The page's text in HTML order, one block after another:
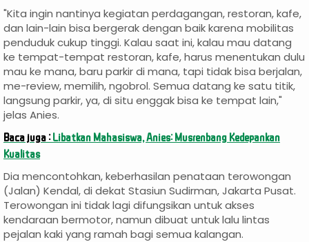
"Kita ingin nantinya kegiatan perdagangan, restoran, kafe,
dan lain-lain bisa bergerak dengan baik karena mobilitas
penduduk cukup tinggi. Kalau saat ini, kalau mau datang
ke tempat-tempat restoran, kafe, harus menentukan dulu
mau ke mana, baru parkir di mana, tapi tidak bisa berjalan,
me-review, memilih, ngobrol. Semua datang ke satu titik,
langsung parkir, ya, di situ enggak bisa ke tempat lain,"
jelas Anies.
Baca juga :Libatkan Mahasiswa, Anies: Musrenbang Kedepankan
Kualitas
Dia mencontohkan, keberhasilan penataan terowongan
(Jalan) Kendal, di dekat Stasiun Sudirman, Jakarta Pusat.
Terowongan ini tidak lagi difungsikan untuk akses
kendaraan bermotor, namun dibuat untuk lalu lintas
pejalan kaki yang ramah bagi semua kalangan.